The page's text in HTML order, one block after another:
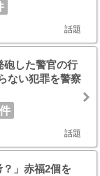
話題
砲した警官の行
ない犯罪を警察
話題
」赤福2個を